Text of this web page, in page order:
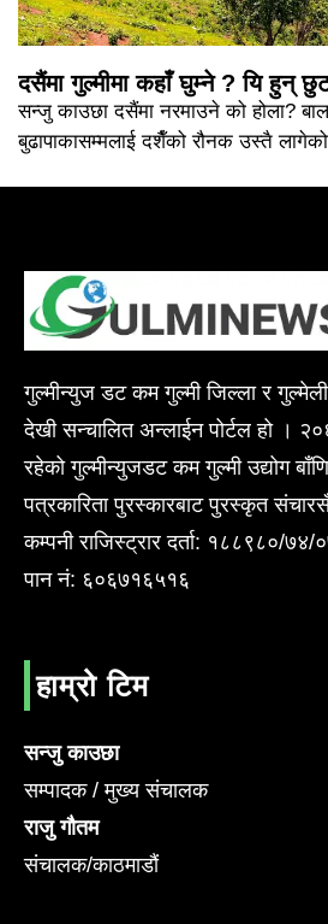
दसैंमा गुल्मीमा कहाँ घुम्ने ? यि हुन्
सन्जु काउछा दसैंमा नरमाउने को होला?
बुढापाकासम्मलाई दशैँको रौनक उस्तै लागेको
गुल्मीन्युज डट कम गुल्मी जिल्ला र
देखी सन्चालित अन्लाईन पोर्टल हो ।
रहेको गुल्मीन्युजडट कम गुल्मी उद्योग
पत्रकारिता पुरस्कारबाट पुरस्कृत
कम्पनी राजिस्ट्रार दर्ता: १८८९८०/७४/
पान नं: ६०६७१६५१६
हाम्रो टिम
सन्जु काउछा
सम्पादक / मुख्य संचालक
राजु गौतम
संचालक/काठमाडौं